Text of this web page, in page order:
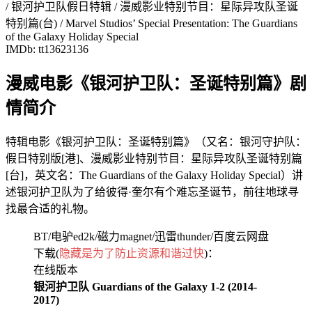
/ 银河护卫队假日特辑 / 漫威影业特别节目：星际异攻队圣诞
特别篇(台) / Marvel Studios’ Special Presentation: The Guardians
of the Galaxy Holiday Special
IMDb: tt13623136
漫威电影《银河护卫队：圣诞特别篇》剧
情简介
特辑电影《银河护卫队：圣诞特别篇》（又名：银河守护队：
假日特别版[港]、漫威影业特别节目：星际异攻队圣诞特别篇
[台]，英文名：The Guardians of the Galaxy Holiday Special）讲
述银河护卫队为了给彼得·奎尔有个难忘圣诞节，前往地球寻
找最合适的礼物。
BT/电驴ed2k/磁力magnet/迅雷thunder/百度云网盘
下载(隐藏是为了防止资源和谐过快)：
在线版本
银河护卫队 Guardians of the Galaxy 1-2 (2014-
2017)